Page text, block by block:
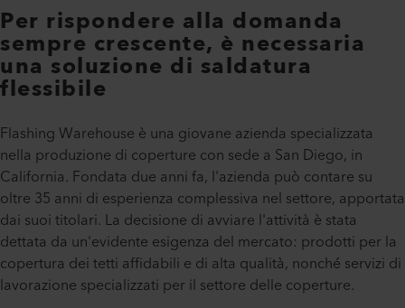
Per rispondere alla domanda
sempre crescente, è necessaria
una soluzione di saldatura
flessibile
Flashing Warehouse è una giovane azienda specializzata
nella produzione di coperture con sede a San Diego, in
California. Fondata due anni fa, l'azienda può contare su
oltre 35 anni di esperienza complessiva nel settore, apportata
dai suoi titolari. La decisione di avviare l'attività è stata
dettata da un'evidente esigenza del mercato: prodotti per la
copertura dei tetti affidabili e di alta qualità, nonché servizi di
lavorazione specializzati per il settore delle coperture.